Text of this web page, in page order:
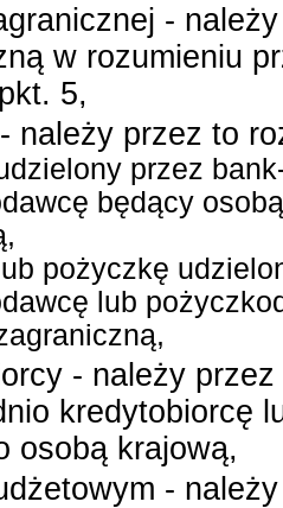
-
w rozumieniu
5,
należy przez to
przez
będący osobą
pożyczkę
lub
- należy
kredytobiorcę
osobą krajową,
-